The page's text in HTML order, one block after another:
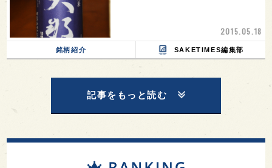
2015.05.18
銘柄紹介 SAKETIMES編集部
記事をもっと読む